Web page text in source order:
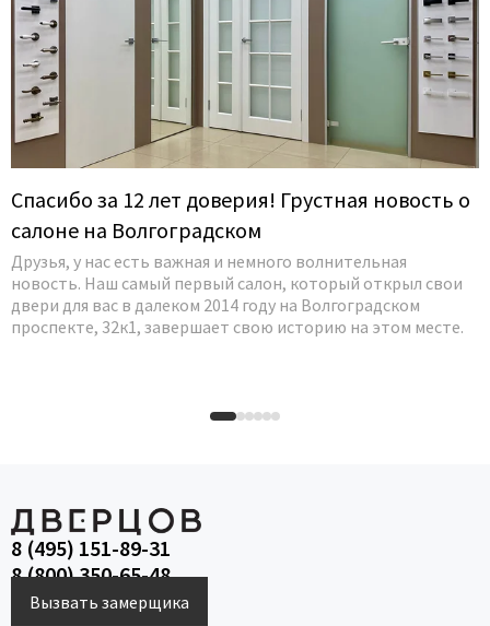
Спасибо за 12 лет доверия! Грустная новость о
салоне на Волгоградском
Друзья, у нас есть важная и немного волнительная
новость. Наш самый первый салон, который открыл свои
двери для вас в далеком 2014 году на Волгоградском
проспекте, 32к1, завершает свою историю на этом месте.
8 (495) 151-89-31
8 (800) 350-65-48
Вызвать замерщика